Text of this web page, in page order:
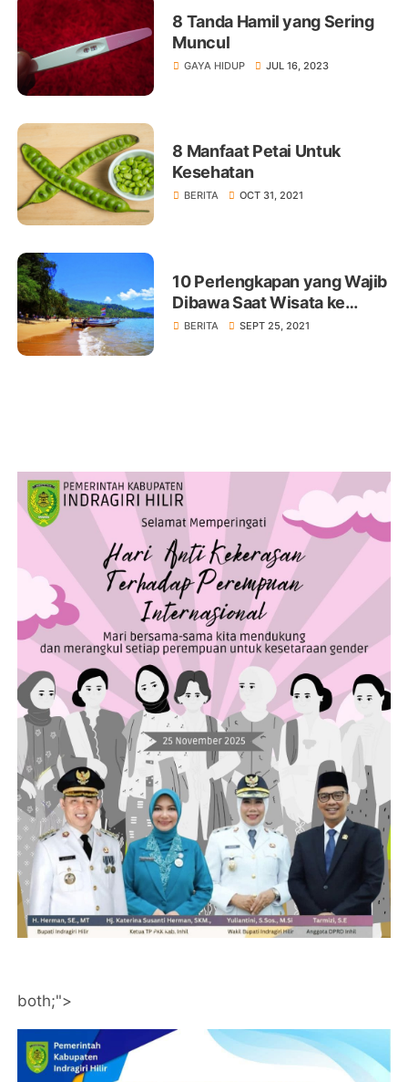
8 Tanda Hamil yang Sering
Muncul
GAYA HIDUP JUL 16, 2023
8 Manfaat Petai Untuk
Kesehatan
BERITA OCT 31, 2021
10 Perlengkapan yang Wajib
Dibawa Saat Wisata ke
Pantai Agar Liburan Makin
BERITA SEPT 25, 2021
both;">